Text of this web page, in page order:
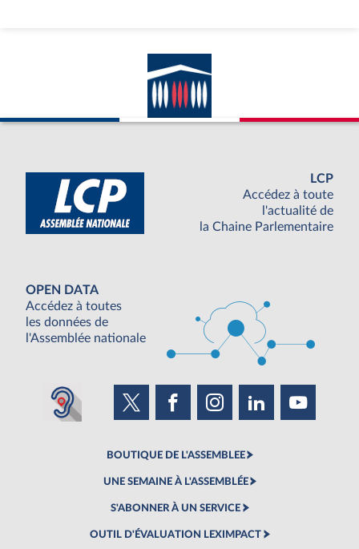
LCP
Accédez à toute
l'actualité de
la Chaine Parlementaire
OPEN DATA
Accédez à toutes
les données de
l'Assemblée nationale
BOUTIQUE DE L'ASSEMBLEE
UNE SEMAINE À L'ASSEMBLÉE
S'ABONNER À UN SERVICE
OUTIL D'ÉVALUATION LEXIMPACT